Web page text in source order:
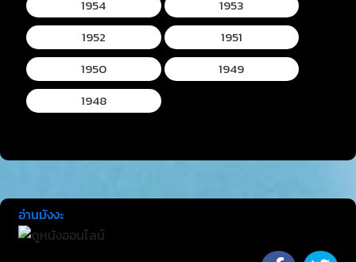
1954
1953
1952
1951
1950
1949
1948
อ่านมังงะ